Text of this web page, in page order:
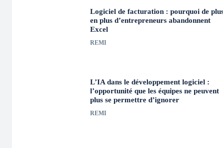
Logiciel de facturation : pourquoi de
en plus d’entrepreneurs abandonnent
Excel
REMI
L’IA dans le développement logiciel :
l’opportunité que les équipes ne peuvent
plus se permettre d’ignorer
REMI